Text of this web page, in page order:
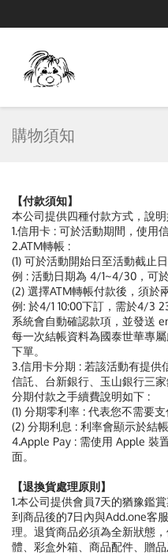
購物須知
【付款須知】
本公司提供四種付款方式，說
1.信用卡 : 可於活動期間，使用
2.ATM轉帳 :
(1) 可於活動開始日至活動截止
例 : 活動日期為 4/1~4/30，可
(2) 選擇ATM轉帳付款後，須於
例: 於4/1 10:00下訂，需於4/3
系統會自動確認款項，並發送
每一次結帳資料為國泰世華專
下單。
3.信用卡分期 : 若該活動有提供
信託、台新銀行、玉山銀行三家
分期付款之手續費說明如下 :
(1) 分期零利率 : 代表您不需要支
(2) 分期利息 : 利率會顯示於結
4.Apple Pay : 需使用 Apple 裝
面。
【退換貨處理原則】
1.本公司提供會員7天的猶豫鑑
到商品後的7日內與Add.one客
理。退貨商品必須為全新狀態
體、彩盒外箱、商品配件、贈